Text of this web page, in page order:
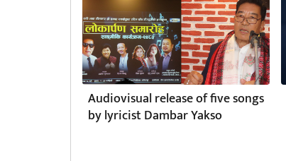
Audiovisual release of five songs
by lyricist Dambar Yakso